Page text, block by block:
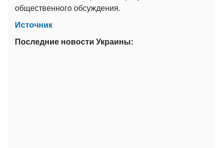
общественного обсуждения.
Источник
Последние новости Украины: